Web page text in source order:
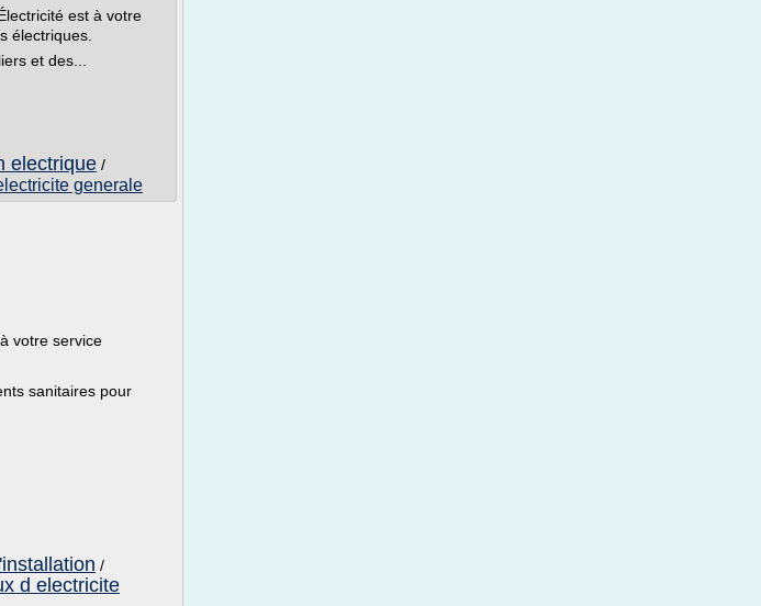
est à votre
électriques.
et des...
electrique /
generale
votre service
sanitaires pour
/
d electricite